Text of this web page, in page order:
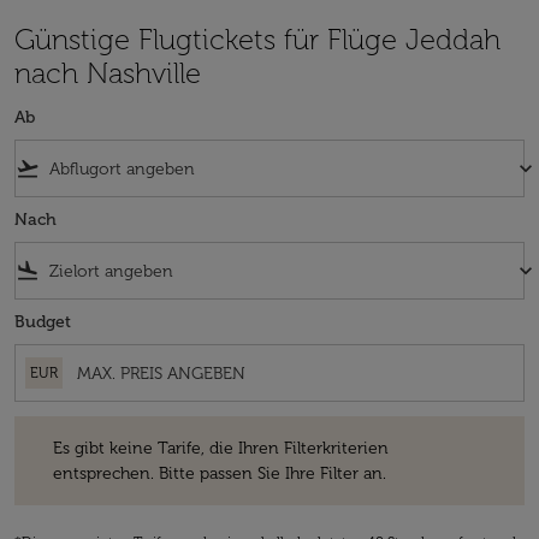
Günstige Flugtickets für Flüge Jeddah
nach Nashville
Ab
flight_takeoff keyboard_arrow_down
Nach
flight_land keyboard_arrow_down
Budget
EUR
Es gibt keine Tarife, die Ihren Filterkriterien
entsprechen. Bitte passen Sie Ihre Filter an.